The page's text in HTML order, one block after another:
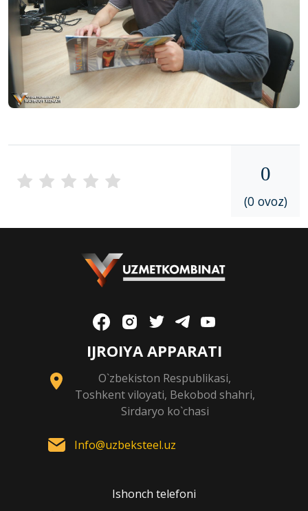
0
(0 ovoz)
IJROIYA APPARATI
O`zbekiston Respublikasi,
Toshkent viloyati, Bekobod shahri,
Sirdaryo ko`chasi
Info@uzbeksteel.uz
Ishonch telefoni